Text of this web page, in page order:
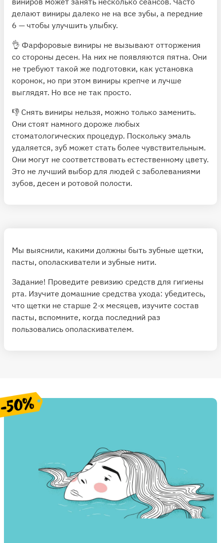
делают виниры далеко не на все зубы, а передние
6 — чтобы улучшить улыбку.
👌 Фарфоровые виниры не вызывают отторжения
со стороны десен. На них не появляются пятна. Они
не требуют такой же подготовки, как установка
коронок, но при этом виниры крепче и лучше
выглядят. Но все не так просто.
👎 Снять виниры нельзя, можно только заменить.
Они стоят намного дороже любых
стоматологических процедур. Поскольку эмаль
удаляется, зуб может стать более чувствительным.
Они могут не соответствовать естественному цвету.
Это не лучший выбор для людей с заболеваниями
зубов, десен и ротовой полости.
Мы выяснили, какими должны быть зубные щетки,
пасты, ополаскиватели и зубные нити.
Задание! Проведите ревизию средств для гигиены
рта. Изучите домашние средства ухода: убедитесь,
что щетки не старше 2-х месяцев, изучите состав
пасты, вспомните, когда последний раз
пользовались ополаскивателем.